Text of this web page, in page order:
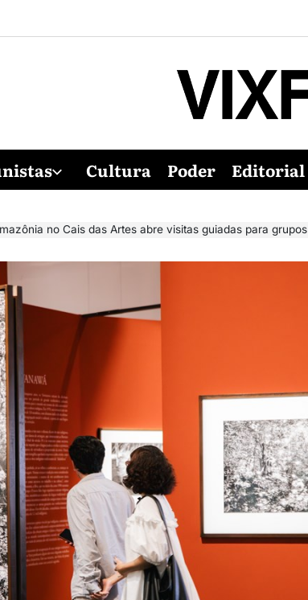
Cultura Poder Editorial
no Cais das Artes abre visitas guiadas para grupos